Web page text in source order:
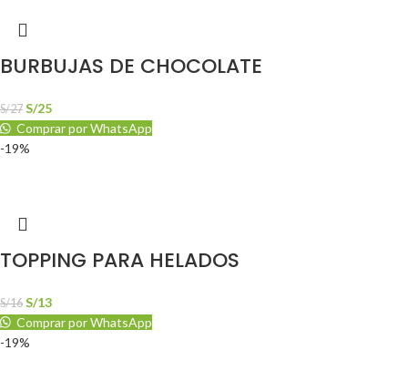
BURBUJAS DE CHOCOLATE
S/27 S/25
Comprar por WhatsApp
-19%
TOPPING PARA HELADOS
S/16 S/13
Comprar por WhatsApp
-19%